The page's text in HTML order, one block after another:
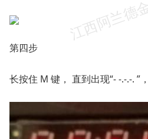
第四步
长按住 M 键， 直到出现“- -.-.-. ”